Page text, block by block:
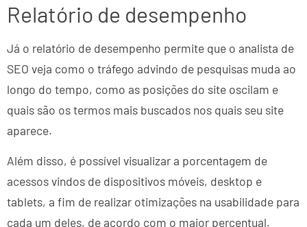
Relatório de desempenho
Já o relatório de desempenho permite que o analista de
SEO veja como o tráfego advindo de pesquisas muda ao
longo do tempo, como as posições do site oscilam e
quais são os termos mais buscados nos quais seu site
aparece.
Além disso, é possível visualizar a porcentagem de
acessos vindos de dispositivos móveis, desktop e
tablets, a fim de realizar otimizações na usabilidade para
cada um deles, de acordo com o maior percentual.